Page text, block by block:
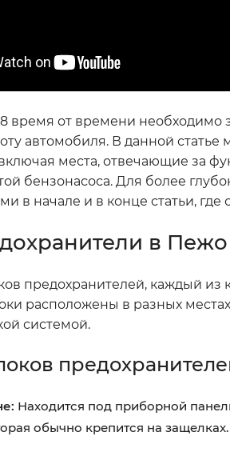
время от времени необходимо
автомобиля. В данной
места, отвечающие за
бензонасоса. Для более
в начале и в конце статьи,
в
предохранителей, каждый из
расположены в разных
системой.
Находится под приборной
обычно крепится на защелках.